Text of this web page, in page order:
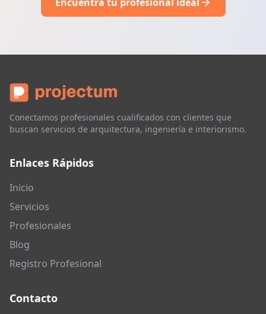
Conectamos profesionales cualificados con clientes que
buscan servicios de arquitectura, ingeniería e interiorismo.
Enlaces Rápidos
Inicio
Servicios
Profesionales
Blog
Registro Profesional
Contacto